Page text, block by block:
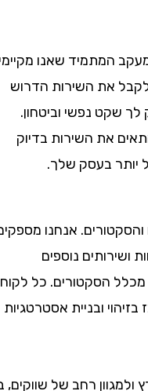
שאנו מקיימים
את השירות הדרוש
נפשי וביטחון.
את השירות בדיוק
בעסק שלך.
אנחנו מספקים
נוספים
הסקטורים. כל לקוח
ובניית אסטרטגיות
רחב של שווקים, בין